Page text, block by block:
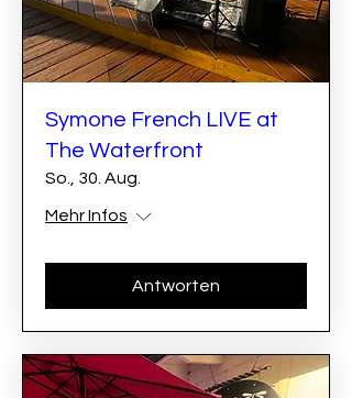
Symone French LIVE at
The Waterfront
So., 30. Aug.
Mehr Infos
Antworten